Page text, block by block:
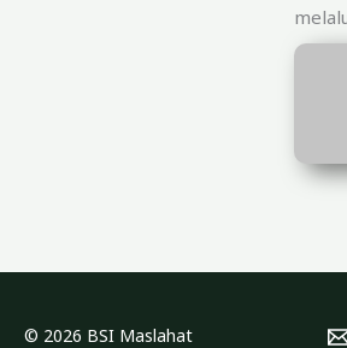
© 2026 BSI Maslahat